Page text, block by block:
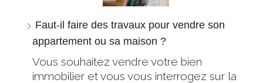
Faut-il faire des travaux pour vendre son
appartement ou sa maison ?
Vous souhaitez vendre votre bien
immobilier et vous vous interrogez sur la